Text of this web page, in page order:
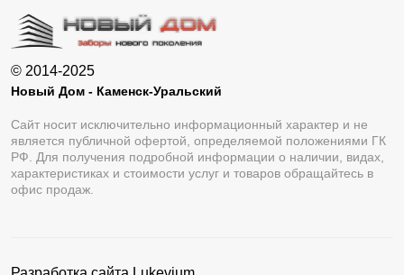
© 2014-2025
Новый Дом - Каменск-Уральский
Сайт носит исключительно информационный характер и не
является публичной офертой, определяемой положениями ГК
РФ. Для получения подробной информации о наличии, видах,
характеристиках и стоимости услуг и товаров обращайтесь в
офис продаж.